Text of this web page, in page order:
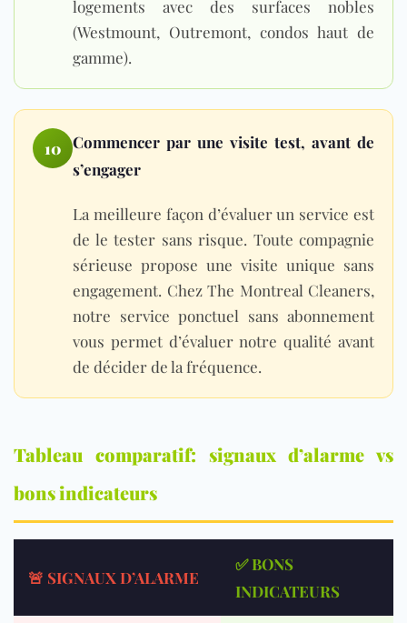
logements avec des surfaces nobles
(Westmount, Outremont, condos haut de
gamme).
10 Commencer par une visite test, avant de
s’engager
La meilleure façon d’évaluer un service est
de le tester sans risque. Toute compagnie
sérieuse propose une visite unique sans
engagement. Chez The Montreal Cleaners,
notre service ponctuel sans abonnement
vous permet d’évaluer notre qualité avant
de décider de la fréquence.
Tableau comparatif: signaux d’alarme vs
bons indicateurs
🚨 SIGNAUX D’ALARME
✅ BONS
INDICATEURS